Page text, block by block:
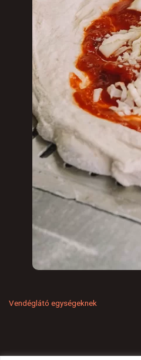
Vendéglátó egységeknek